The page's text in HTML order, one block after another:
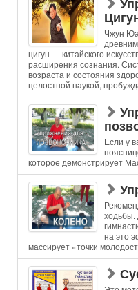
Чжун
цигун — китайского
расширения сознания.
возраста и состояния
целостной наукой,
Если у
которое демонстрирует
ходьбы.
на это
массирует «точки